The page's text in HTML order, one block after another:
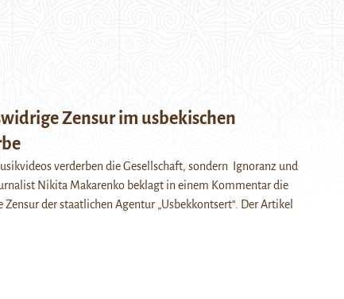
Zensur im usbekischen
verderben die Gesellschaft, sondern Ignoranz und
Nikita Makarenko beklagt in einem Kommentar die
der staatlichen Agentur „Usbekkontsert“. Der Artikel